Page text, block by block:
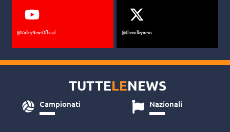
@VolleyNewsOfficial @thevolleynews
TUTTELENEWS
Campionati Nazionali